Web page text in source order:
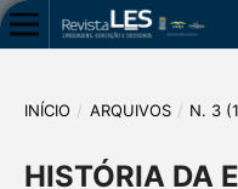
INÍCIO / ARQUIVOS / N. 3
HISTÓRIA DA